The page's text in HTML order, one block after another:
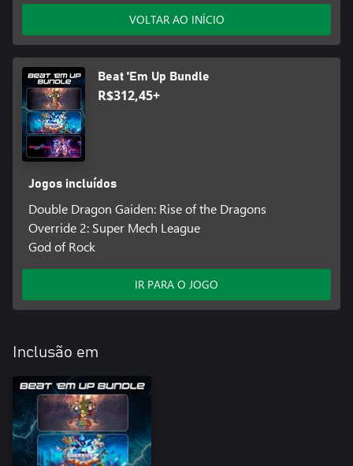
VOLTAR AO INÍCIO
Beat 'Em Up Bundle
R$312,45+
Jogos incluídos
Double Dragon Gaiden: Rise of the Dragons
Override 2: Super Mech League
God of Rock
IR PARA O JOGO
Inclusão em